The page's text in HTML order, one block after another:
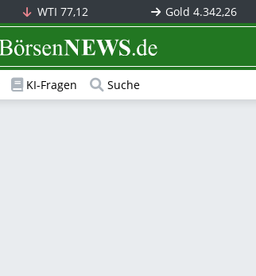
WTI 77,12 Gold4.342,26
BörsenNEWS.de
KI-Fragen Suche